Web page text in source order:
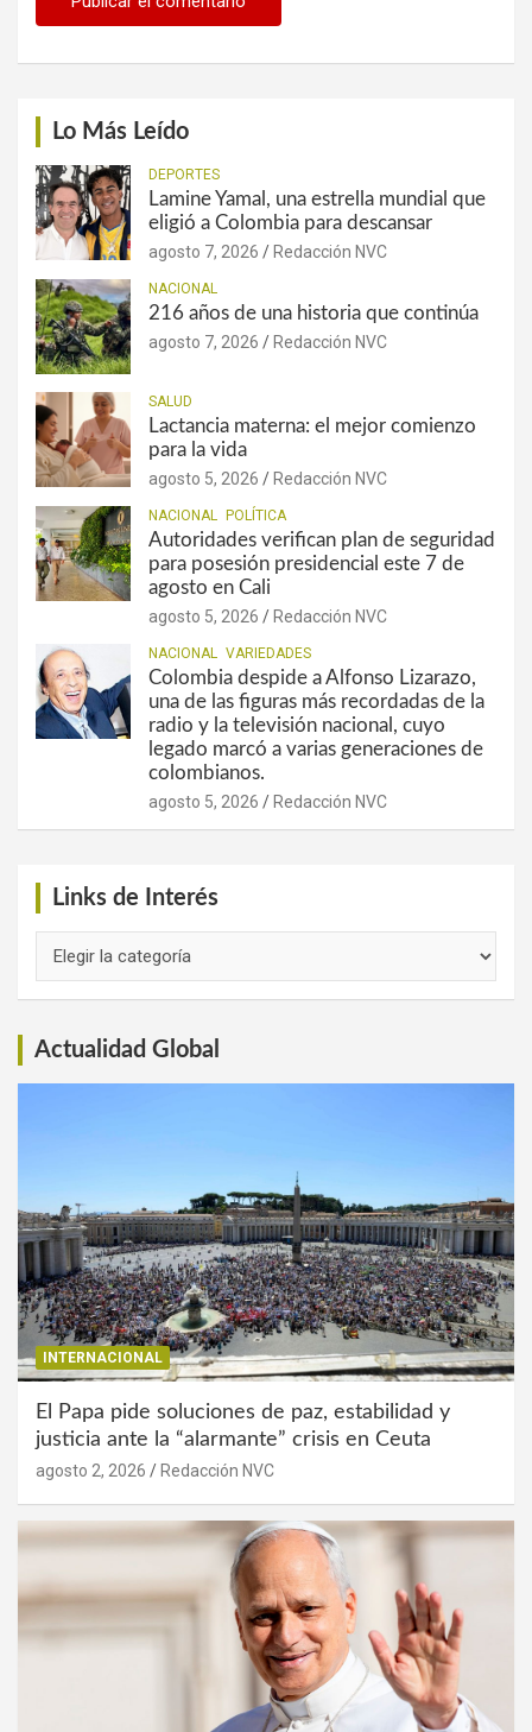
Lo Más Leído
DEPORTES
Lamine Yamal, una estrella mundial que
eligió a Colombia para descansar
agosto 7, 2026 Redacción NVC
NACIONAL
216 años de una historia que continúa
agosto 7, 2026 Redacción NVC
SALUD
Lactancia materna: el mejor comienzo
para la vida
agosto 5, 2026 Redacción NVC
NACIONAL POLÍTICA
Autoridades verifican plan de seguridad
para posesión presidencial este 7 de
agosto en Cali
agosto 5, 2026 Redacción NVC
NACIONAL VARIEDADES
Colombia despide a Alfonso Lizarazo,
una de las figuras más recordadas de la
radio y la televisión nacional, cuyo
legado marcó a varias generaciones de
colombianos.
agosto 5, 2026 Redacción NVC
Links de Interés
Actualidad Global
INTERNACIONAL
El Papa pide soluciones de paz, estabilidad y
justicia ante la “alarmante” crisis en Ceuta
agosto 2, 2026 Redacción NVC